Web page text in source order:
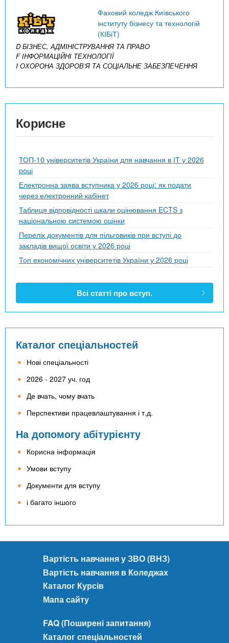
Фаховий коледж Київського
інституту бізнесу та технологій
(КІБіТ)
D БІЗНЕС, АДМІНІСТРУВАННЯ ТА ПРАВО
F ІНФОРМАЦІЙНІ ТЕХНОЛОГІЇ
I ОХОРОНА ЗДОРОВ’Я ТА СОЦІАЛЬНЕ ЗАБЕЗПЕЧЕННЯ
Корисне
ТОП-10 університетів України для навчання в ІТ у 2026
році
Електронна заява вступника у 2026 році: як подати
через електронний кабінет
Таблиця відповідності шкали оцінювання ECTS з
національною системою оцінки
Перелік документів для пільговиків при вступі до
закладів вищої освіти у 2026 році
Топ економічних університетів України у 2026 році
Всі статті про вступ.
Каталог спеціальностей
Нові спеціальності
2026 - 2027 уч. год
Де вчать, чому вчать
Перспективи працевлаштування і т.д.
На допомогу абітурієнту
Корисна інформація
Умови вступу
Документи для вступу
і багато іншого
Вартість навчання у ЗВО (ВНЗ)
Вартість навчання в Коледжах
Каталог Курсів
Мапа сайту
FAQ (Поширені запитання)
Каталог спеціальностей